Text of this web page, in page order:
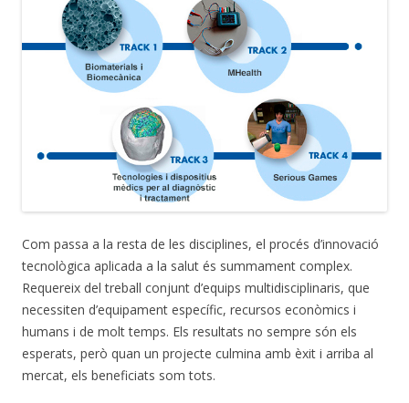
Com passa a la resta de les disciplines, el procés d’innovació
tecnològica aplicada a la salut és summament complex.
Requereix del treball conjunt d’equips multidisciplinaris, que
necessiten d’equipament específic, recursos econòmics i
humans i de molt temps. Els resultats no sempre són els
esperats, però quan un projecte culmina amb èxit i arriba al
mercat, els beneficiats som tots.